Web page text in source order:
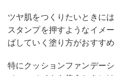
ツヤ肌をつくりたいときに
スタンプを押すようなイメ
ばしていく塗り方がおすすめ
特にクッションファンデー